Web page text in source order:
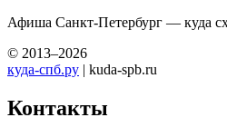
Афиша Санкт-Петербург — куда
© 2013–2026
куда-спб.ру | kuda-spb.ru
Контакты